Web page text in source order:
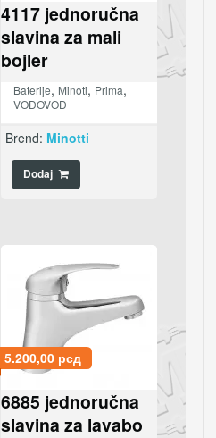
4117 jednoručna
slavina za mali
bojler
Baterije, Minoti, Prima,
VODOVOD
Brend: Minotti
Dodaj
5.200,00 рсд
6885 jednoručna
slavina za lavabo